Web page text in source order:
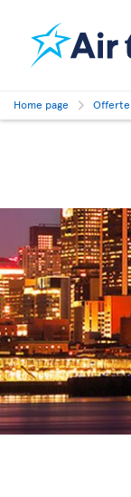
Home page Offerte